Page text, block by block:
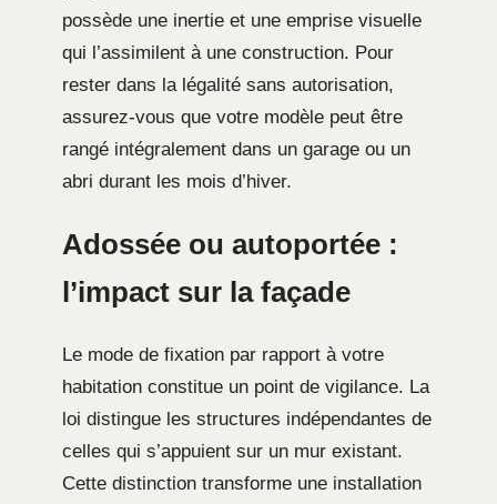
possède une inertie et une emprise visuelle
qui l’assimilent à une construction. Pour
rester dans la légalité sans autorisation,
assurez-vous que votre modèle peut être
rangé intégralement dans un garage ou un
abri durant les mois d’hiver.
Adossée ou autoportée :
l’impact sur la façade
Le mode de fixation par rapport à votre
habitation constitue un point de vigilance. La
loi distingue les structures indépendantes de
celles qui s’appuient sur un mur existant.
Cette distinction transforme une installation